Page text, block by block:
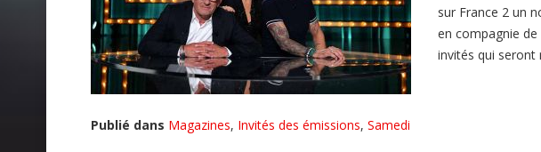
sur France 2 un
en compagnie de
invités qui seront
Publié dans Magazines, Invités des émissions, Samedi